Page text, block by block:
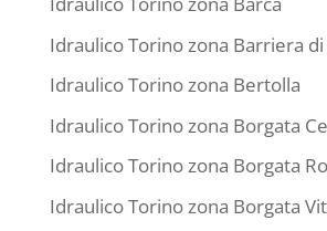
Idraulico Torino zona Barriera
Idraulico Torino zona Bertolla
Idraulico Torino zona Borgata
Idraulico Torino zona Borgata
Idraulico Torino zona Borgata